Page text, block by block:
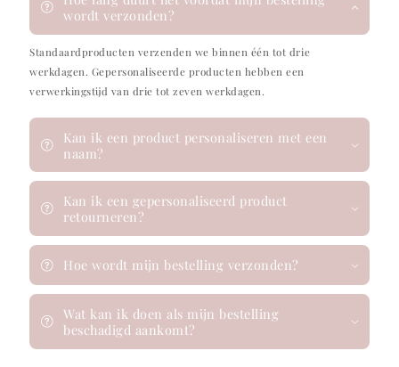
wordt verzonden?
Standaardproducten verzenden we binnen één tot drie
werkdagen. Gepersonaliseerde producten hebben een
verwerkingstijd van drie tot zeven werkdagen.
Kan ik een product personaliseren met een
naam?
Kan ik een gepersonaliseerd product
retourneren?
Hoe wordt mijn bestelling verzonden?
Wat kan ik doen als mijn bestelling
beschadigd aankomt?